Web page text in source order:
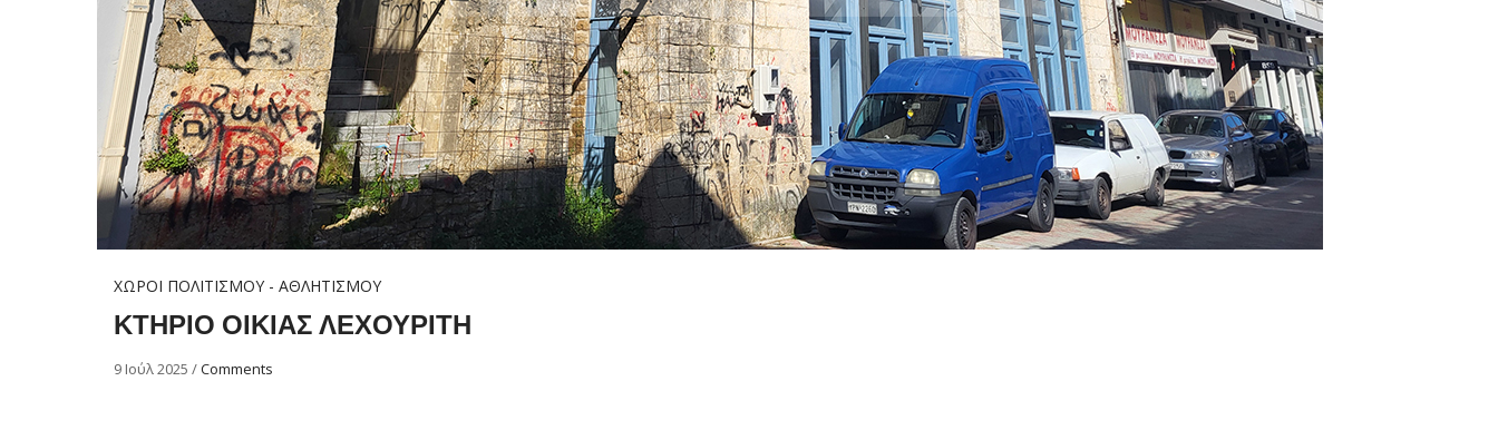
ΧΩΡΟΙ ΠΟΛΙΤΙΣΜΟΥ - ΑΘΛΗΤΙΣΜΟΥ
ΚΤΗΡΙΟ ΟΙΚΙΑΣ ΛΕΧΟΥΡΙΤΗ
9 Ιούλ 2025 /Comments